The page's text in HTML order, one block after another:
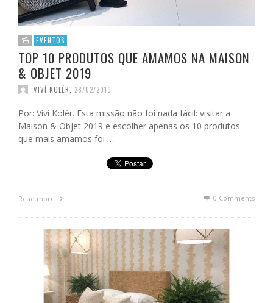
EVENTOS
TOP 10 PRODUTOS QUE AMAMOS NA MAISON
& OBJET 2019
VIVÍ KOLÉR 28/02/2019
Por: Viví Kolér. Esta missão não foi nada fácil: visitar a
Maison & Objet 2019 e escolher apenas os 10 produtos
que mais amamos foi …
Read more 0 Comments